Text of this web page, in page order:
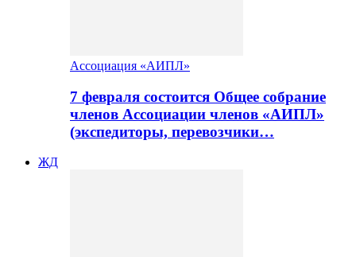
Ассоциация «АИПЛ»
7 февраля состоится Общее собрание
членов Ассоциации членов «АИПЛ»
(экспедиторы, перевозчики…
ЖД